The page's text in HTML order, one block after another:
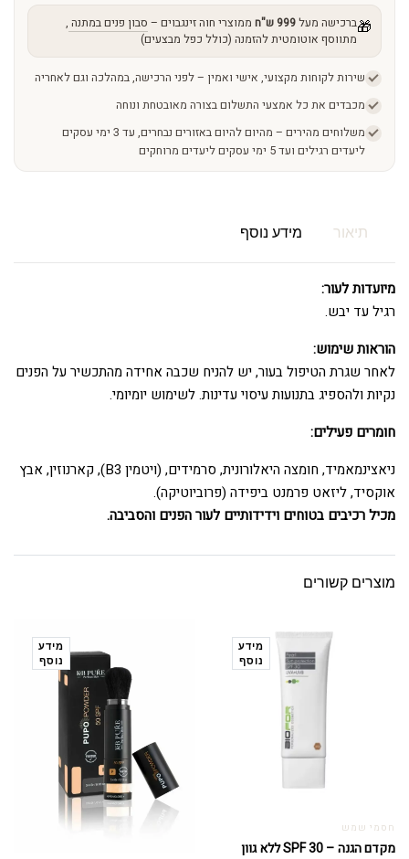
🎁ברכישה מעל999 ש"ח ממוצרי חוה זינגבוים – סבון פנים במתנה ,
מתווסף אוטומטית להזמנה (כולל כפל מבצעים)
שירות לקוחות מקצועי, אישי ואמין – לפני הרכישה, במהלכה וגם לאחריה
מכבדים את כל אמצעי התשלום בצורה מאובטחת ונוחה
משלוחים מהירים – מהיום להיום באזורים נבחרים, עד 3 ימי עסקים
ליעדים רגילים ועד 5 ימי עסקים ליעדים מרוחקים
תיאור מידע נוסף
מיועדות לעור:
רגיל עד יבש.
הוראות שימוש:
לאחר שגרת הטיפול בעור, יש להניח שכבה אחידה מהתכשיר על הפנים
נקיות ולהספיג בתנועות עיסוי עדינות. לשימוש יומיומי.
חומרים פעילים:
ניאצינמאמיד, חומצה היאלורונית, סרמידים, (ויטמין B3), קארנוזין, אבץ
אוקסיד, ליזאט פרמנט ביפידה (פרוביוטיקה).
מכיל רכיבים בטוחים וידידותיים לעור הפנים והסביבה.
מוצרים קשורים
מידע
נוסף
חסמי שמש
מקדם הגנה – SPF 30 ללא גוון
מידע
נוסף